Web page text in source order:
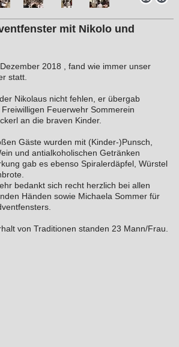
mit Nikolo und
2018 , fand wie immer unser
statt.
Nikolaus nicht fehlen, er übergab
Feuerwehr Sommerein
an die braven Kinder.
Gäste wurden mit (Kinder-)Punsch,
und antialkoholischen Getränken
gab es ebenso Spiralerdäpfel, Würstel
bedankt sich recht herzlich bei allen
Händen sowie Michaela Sommer für
von Traditionen standen 23 Mann/Frau.